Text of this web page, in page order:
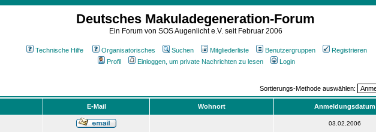
Deutsches Makuladegeneration-Forum
Ein Forum von SOS Augenlicht e.V. seit Februar 2006
Technische Hilfe Organisatorisches Suchen Mitgliederliste Benutzergruppen
Registrieren
Profil
Einloggen, um private Nachrichten zu lesen Login
Sortierungs-Methode auswählen:
E-Mail Wohnort Anmeldungsdatum
03.02.2006